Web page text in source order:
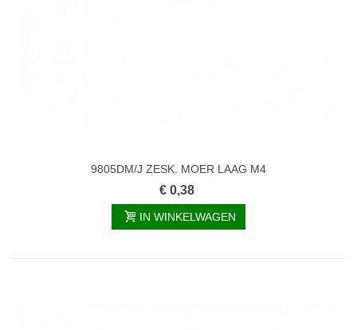
9805DM/J ZESK. MOER LAAG M4
€ 0,38
IN WINKELWAGEN